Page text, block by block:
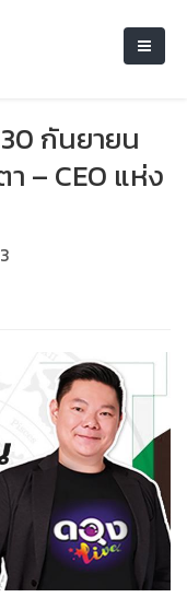
กันยายน
– CEO แห่ง